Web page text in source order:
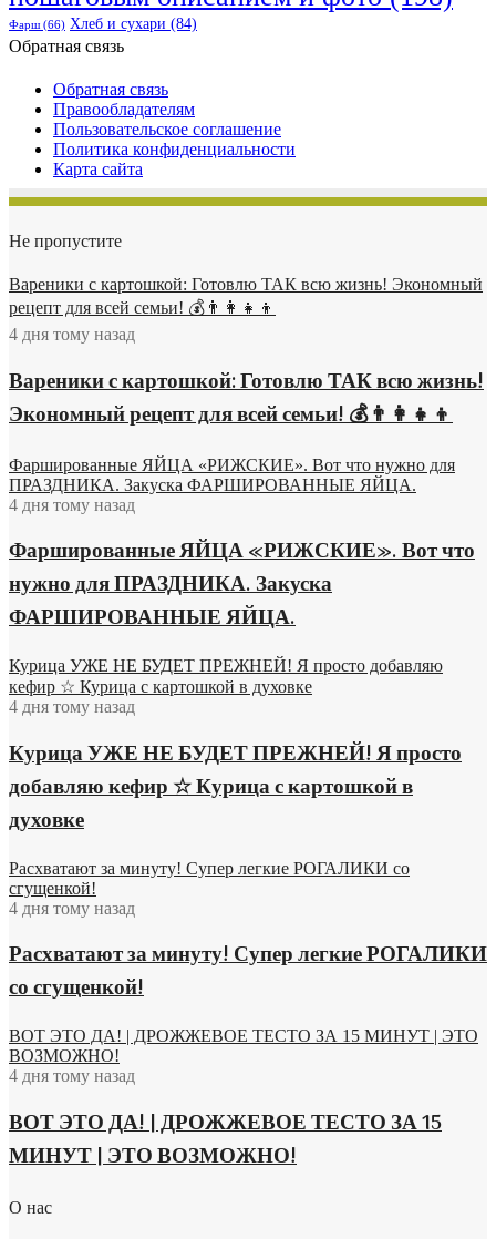
Фарш(66) Хлеб и сухари (84)
Обратная связь
Обратная связь
Правообладателям
Пользовательское соглашение
Политика конфиденциальности
Карта сайта
Не пропустите
Вареники с картошкой: Готовлю ТАК всю жизнь! Экономный
рецепт для всей семьи! 💰👨👩👧👦
4 дня тому назад
Вареники с картошкой: Готовлю ТАК всю жизнь!
Экономный рецепт для всей семьи! 💰👨👩👧👦
Фаршированные ЯЙЦА «РИЖСКИЕ». Вот что нужно для
ПРАЗДНИКА. Закуска ФАРШИРОВАННЫЕ ЯЙЦА.
4 дня тому назад
Фаршированные ЯЙЦА «РИЖСКИЕ». Вот что
нужно для ПРАЗДНИКА. Закуска
ФАРШИРОВАННЫЕ ЯЙЦА.
Курица УЖЕ НЕ БУДЕТ ПРЕЖНЕЙ! Я просто добавляю
кефир ☆ Курица с картошкой в духовке
4 дня тому назад
Курица УЖЕ НЕ БУДЕТ ПРЕЖНЕЙ! Я просто
добавляю кефир ☆ Курица с картошкой в
духовке
Расхватают за минуту! Супер легкие РОГАЛИКИ со
сгущенкой!
4 дня тому назад
Расхватают за минуту! Супер легкие РОГАЛИКИ
со сгущенкой!
ВОТ ЭТО ДА! | ДРОЖЖЕВОЕ ТЕСТО ЗА 15 МИНУТ | ЭТО
ВОЗМОЖНО!
4 дня тому назад
ВОТ ЭТО ДА! | ДРОЖЖЕВОЕ ТЕСТО ЗА 15
МИНУТ | ЭТО ВОЗМОЖНО!
О нас